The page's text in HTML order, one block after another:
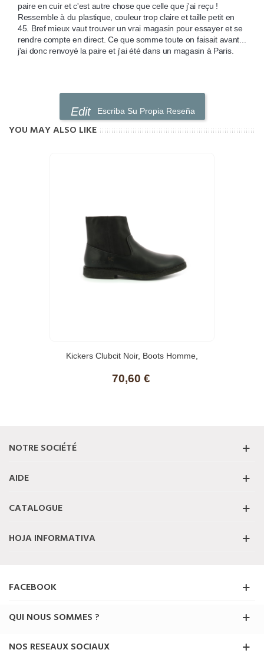
paire en cuir et c'est autre chose que celle que j'ai reçu !
Ressemble à du plastique, couleur trop claire et taille petit en
45. Bref mieux vaut trouver un vrai magasin pour essayer et se
rendre compte en direct. Ce que somme toute on faisait avant...
j'ai donc renvoyé la paire et j'ai été dans un magasin à Paris.
Escriba Su Propia Reseña
YOU MAY ALSO LIKE
Kickers Clubcit Noir, Boots Homme,
70,60 €
NOTRE SOCIÉTÉ
AIDE
CATALOGUE
HOJA INFORMATIVA
FACEBOOK
QUI NOUS SOMMES ?
NOS RESEAUX SOCIAUX